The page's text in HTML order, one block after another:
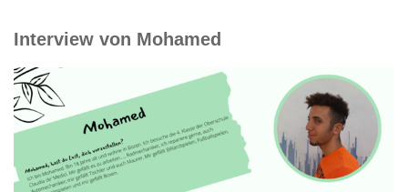
Interview von Mohamed